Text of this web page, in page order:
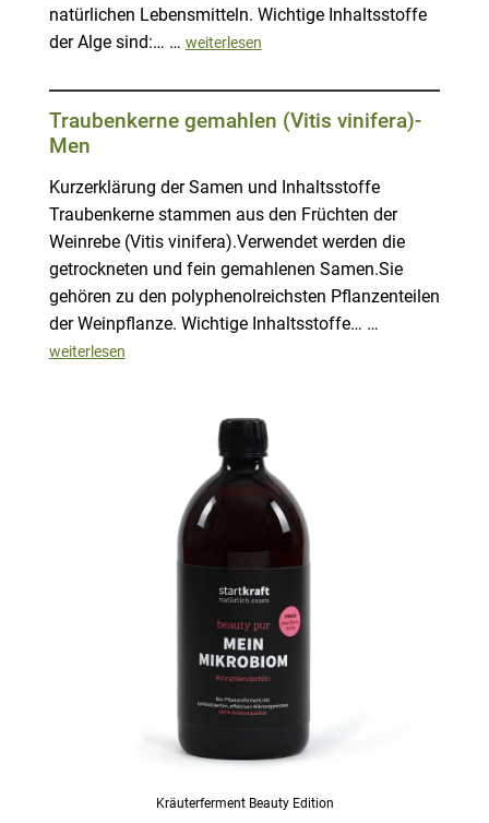
natürlichen Lebensmitteln. Wichtige Inhaltsstoffe
der Alge sind:… … weiterlesen
Traubenkerne gemahlen (Vitis vinifera)-
Men
Kurzerklärung der Samen und Inhaltsstoffe
Traubenkerne stammen aus den Früchten der
Weinrebe (Vitis vinifera).Verwendet werden die
getrockneten und fein gemahlenen Samen.Sie
gehören zu den polyphenolreichsten Pflanzenteilen
der Weinpflanze. Wichtige Inhaltsstoffe… …
weiterlesen
Kräuterferment Beauty Edition